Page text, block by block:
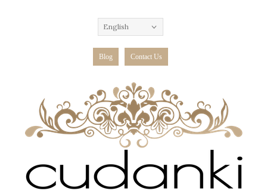
English
Blog Contact Us